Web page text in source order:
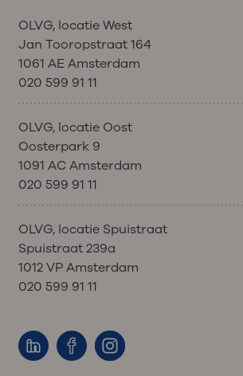
OLVG, locatie West
Jan Tooropstraat 164
1061 AE Amsterdam
020 599 91 11
OLVG, locatie Oost
Oosterpark 9
1091 AC Amsterdam
020 599 91 11
OLVG, locatie Spuistraat
Spuistraat 239a
1012 VP Amsterdam
020 599 91 11